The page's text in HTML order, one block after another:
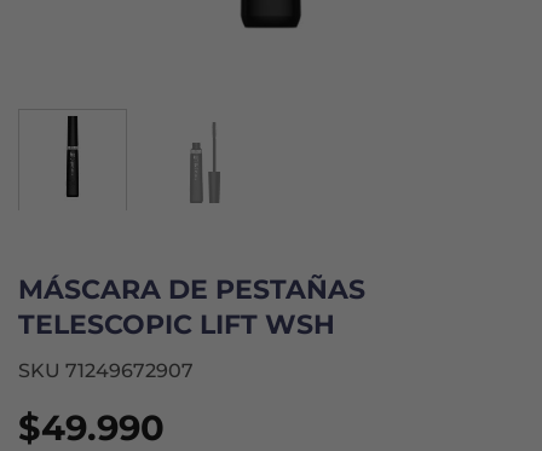
MÁSCARA DE PESTAÑAS
TELESCOPIC LIFT WSH
SKU 71249672907
$49.990